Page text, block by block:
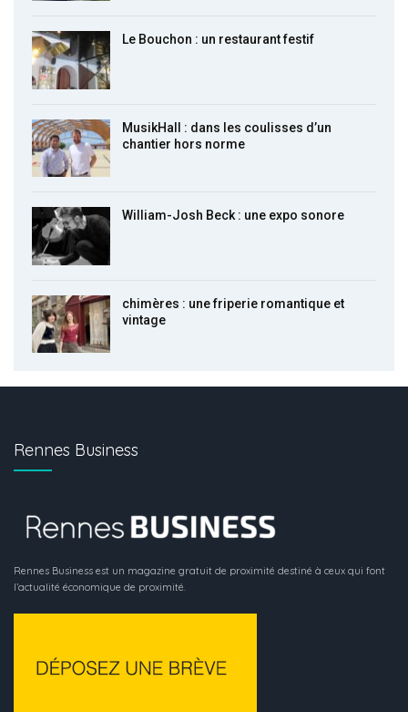
Le Bouchon : un restaurant festif
MusikHall : dans les coulisses d’un
chantier hors norme
William-Josh Beck : une expo sonore
chimères : une friperie romantique et
vintage
Rennes Business
Rennes Business est un magazine gratuit de proximité destiné à ceux qui font
l’actualité économique de proximité.